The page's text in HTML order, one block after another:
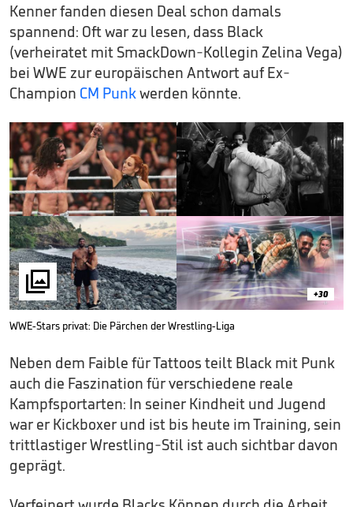
Kenner fanden diesen Deal schon damals
spannend: Oft war zu lesen, dass Black
(verheiratet mit SmackDown-Kollegin Zelina Vega)
bei WWE zur europäischen Antwort auf Ex-
Champion CM Punkwerden könnte.
 +30
WWE-Stars privat: Die Pärchen der Wrestling-Liga
Neben dem Faible für Tattoos teilt Black mit Punk
auch die Faszination für verschiedene reale
Kampfsportarten: In seiner Kindheit und Jugend
war er Kickboxer und ist bis heute im Training, sein
trittlastiger Wrestling-Stil ist auch sichtbar davon
geprägt.